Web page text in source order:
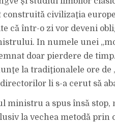
construită civilizaţia
că într-o zi vor deveni
In numele unei
doar pierdere de
la tradiţionalele ore de
li s-a cerut să
ministru a spus însă stop,
la vechea metodă prin